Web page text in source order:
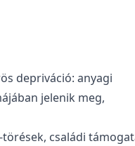
depriváció: anyagi
jelenik meg,
családi